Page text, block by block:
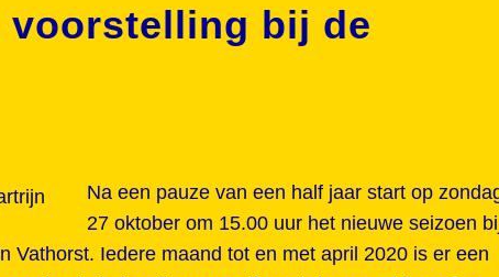
voorstelling bij de
Na een pauze van een half jaar start op
27 oktober om 15.00 uur het nieuwe seizoen
Vathorst. Iedere maand tot en met april 2020 is er een